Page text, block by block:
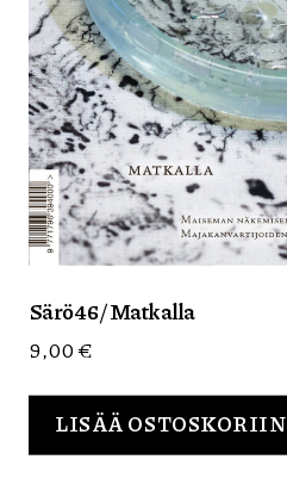
Särö 46 / Matkalla
9,00€
LISÄÄ OSTOSKORIIN